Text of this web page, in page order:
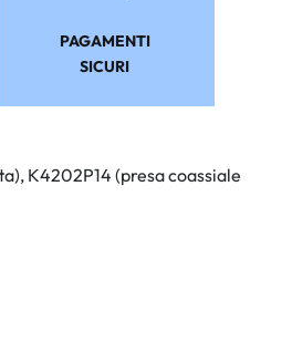
PAGAMENTI
SICURI
K4202P14 (presa coassiale